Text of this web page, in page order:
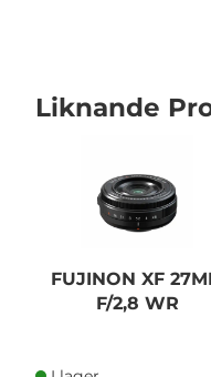
Liknande
FUJINON XF
F/2,8 WR